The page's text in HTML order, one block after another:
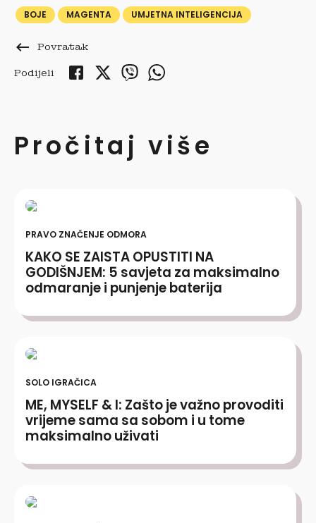
BOJE MAGENTA UMJETNA INTELIGENCIJA
keyboard_backspace Povratak
Podijeli
Pročitaj više
PRAVO ZNAČENJE ODMORA
KAKO SE ZAISTA OPUSTITI NA
GODIŠNJEM: 5 savjeta za maksimalno
odmaranje i punjenje baterija
SOLO IGRAČICA
ME, MYSELF & I: Zašto je važno provoditi
vrijeme sama sa sobom i u tome
maksimalno uživati